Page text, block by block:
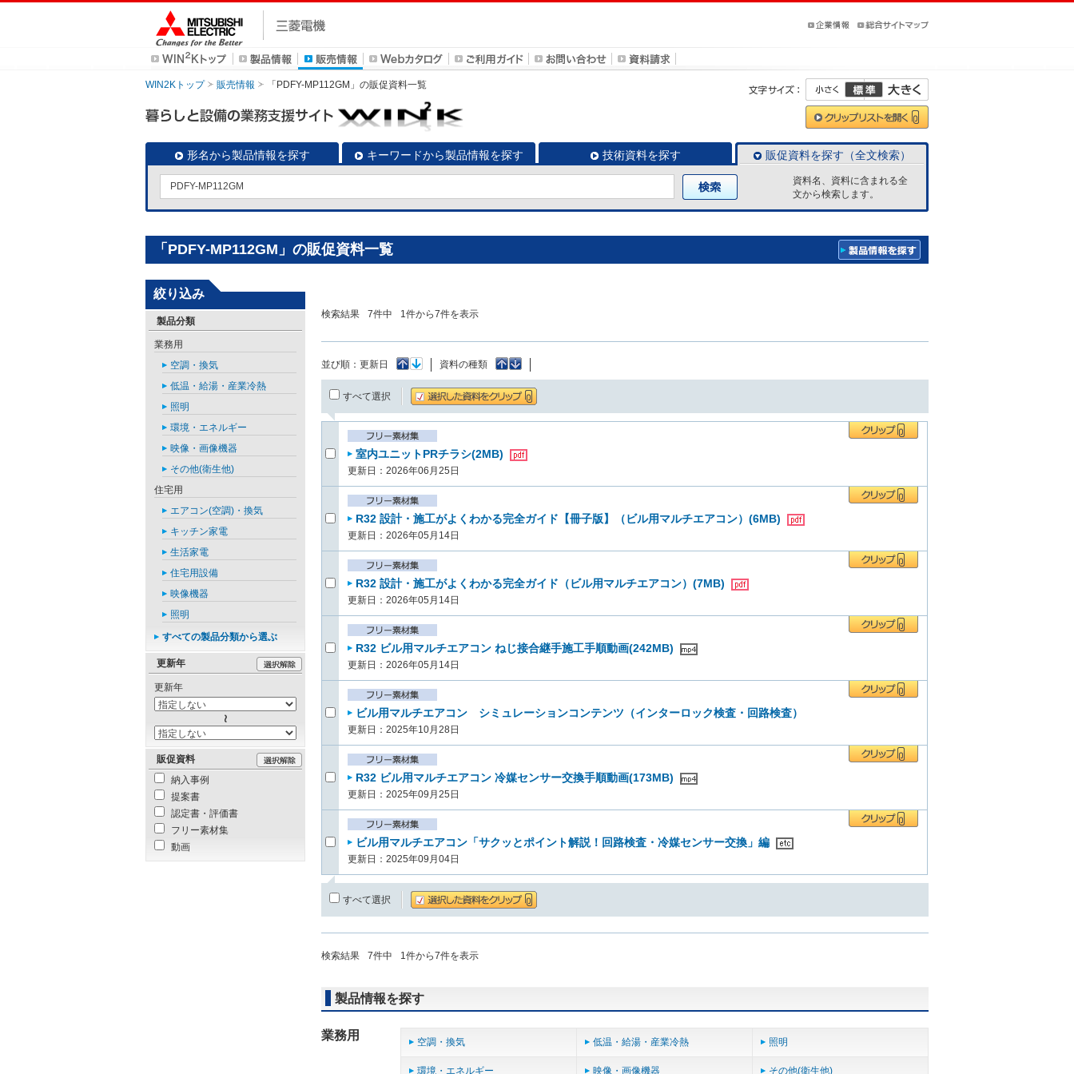
WIN2Kトップ 販売情報 「PDFY-MP112GM」の販促資料一覧
形名から製品情報を探す キーワードから製品情報を探す 技術資料を探す 販促資料を探す（全文検索）
資料名、資料に含まれる全
文から検索します。
「PDFY-MP112GM」の販促資料一覧
検索結果 7件中 1件から7件を表示
並び順： 更新日 資料の種類
すべて選択
室内ユニットPRチラシ(2MB)
更新日：2026年06月25日
R32 設計・施工がよくわかる完全ガイド【冊子版】（ビル用マルチエアコン）(6MB)
更新日：2026年05月14日
R32 設計・施工がよくわかる完全ガイド（ビル用マルチエアコン）(7MB)
更新日：2026年05月14日
R32 ビル用マルチエアコン ねじ接合継手施工手順動画(242MB)
更新日：2026年05月14日
ビル用マルチエアコン シミュレーションコンテンツ（インターロック検査・回路検査）
更新日：2025年10月28日
R32 ビル用マルチエアコン 冷媒センサー交換手順動画(173MB)
更新日：2025年09月25日
ビル用マルチエアコン「サクッとポイント解説！回路検査・冷媒センサー交換」編
更新日：2025年09月04日
すべて選択
検索結果 7件中 1件から7件を表示
製品情報を探す
業務用 空調・換気 低温・給湯・産業冷熱 照明
環境・エネルギー 映像・画像機器 その他(衛生他)
絞り込み
製品分類
業務用
空調・換気
低温・給湯・産業冷熱
照明
環境・エネルギー
映像・画像機器
その他(衛生他)
住宅用
エアコン(空調)・換気
キッチン家電
生活家電
住宅用設備
映像機器
照明
すべての製品分類から選ぶ
更新年
更新年
販促資料
納入事例
提案書
認定書・評価書
フリー素材集
動画